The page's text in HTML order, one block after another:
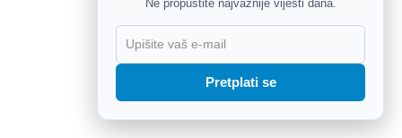
Ne propustite najvažnije vijesti dana.
Pretplati se